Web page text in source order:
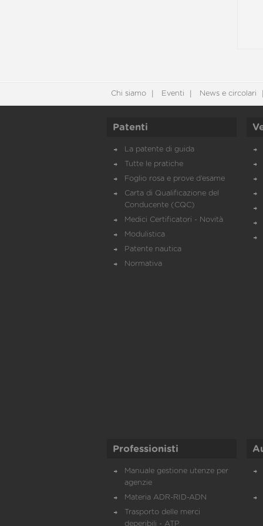
Chi siamo Eventi News e circolari
Patenti
La patente di guida
Tutte le pratiche
Foglio rosa e prove d’esame
Carta di Qualificazione del
Conducente (CQC)
Medici Certificatori - Novità
Modulistica
Patente nautica
Normativa
Professionisti
Manuale gestione utenze per
agenzie
Materia ADR-RID-ADN
Trasporto delle merci
deperibili - ATP